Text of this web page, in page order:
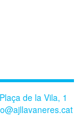
Plaça de la Vila, 1